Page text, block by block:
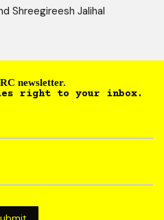
Shreegireesh Jalihal
newsletter.
right to your inbox.